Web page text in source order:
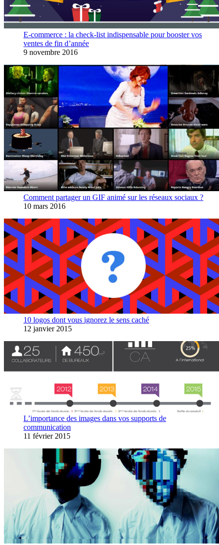
E-commerce : la check-list indispensable pour booster vos
ventes de fin d’année
9 novembre 2016
Comment partager un GIF animé sur les réseaux sociaux ?
10 mars 2016
10 logos dont vous ignorez le sens caché
12 janvier 2015
L’importance des images dans vos supports de
communication
11 février 2015